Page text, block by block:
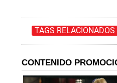
TAGS RELACIONADOS